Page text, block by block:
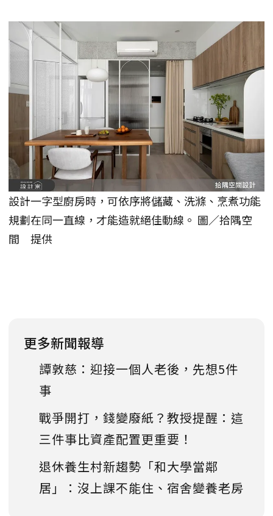
設計一字型廚房時，可依序將儲藏、洗滌、烹煮功能
規劃在同一直線，才能造就絕佳動線。 圖／拾隅空
間 提供
更多新聞報導
譚敦慈：迎接一個人老後，先想5件
事
戰爭開打，錢變廢紙？教授提醒：這
三件事比資產配置更重要！
退休養生村新趨勢「和大學當鄰
居」：沒上課不能住、宿舍變養老房